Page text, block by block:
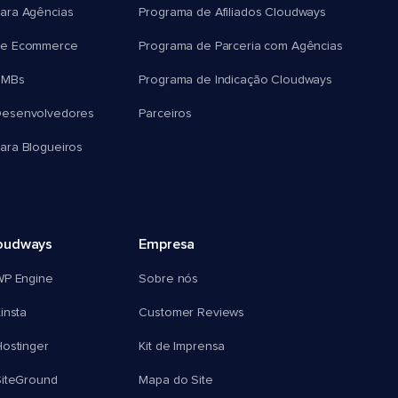
Agências
Ecommerce
Blogueiros
Programa de Afiliados Cloudways
Programa de Parceria com Agências
Programa de Indicação Cloudways
Parceiros
Engine
Empresa
Sobre nós
Customer Reviews
Kit de Imprensa
Mapa do Site